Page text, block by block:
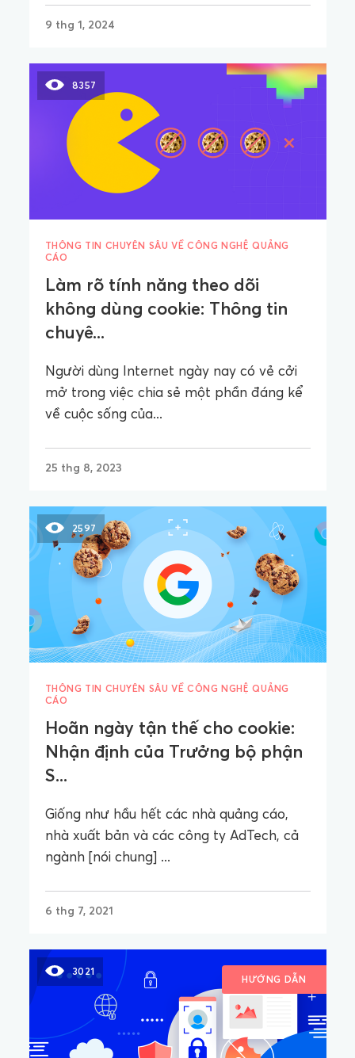
9 thg 1, 2024
8357
THÔNG TIN CHUYÊN SÂU VỀ CÔNG NGHỆ QUẢNG
CÁO
Làm rõ tính năng theo dõi
không dùng cookie: Thông tin
chuyê...
Người dùng Internet ngày nay có vẻ cởi
mở trong việc chia sẻ một phần đáng kể
về cuộc sống của...
25 thg 8, 2023
2597
THÔNG TIN CHUYÊN SÂU VỀ CÔNG NGHỆ QUẢNG
CÁO
Hoãn ngày tận thế cho cookie:
Nhận định của Trưởng bộ phận
S...
Giống như hầu hết các nhà quảng cáo,
nhà xuất bản và các công ty AdTech, cả
ngành [nói chung] ...
6 thg 7, 2021
3021
HƯỚNG DẪN